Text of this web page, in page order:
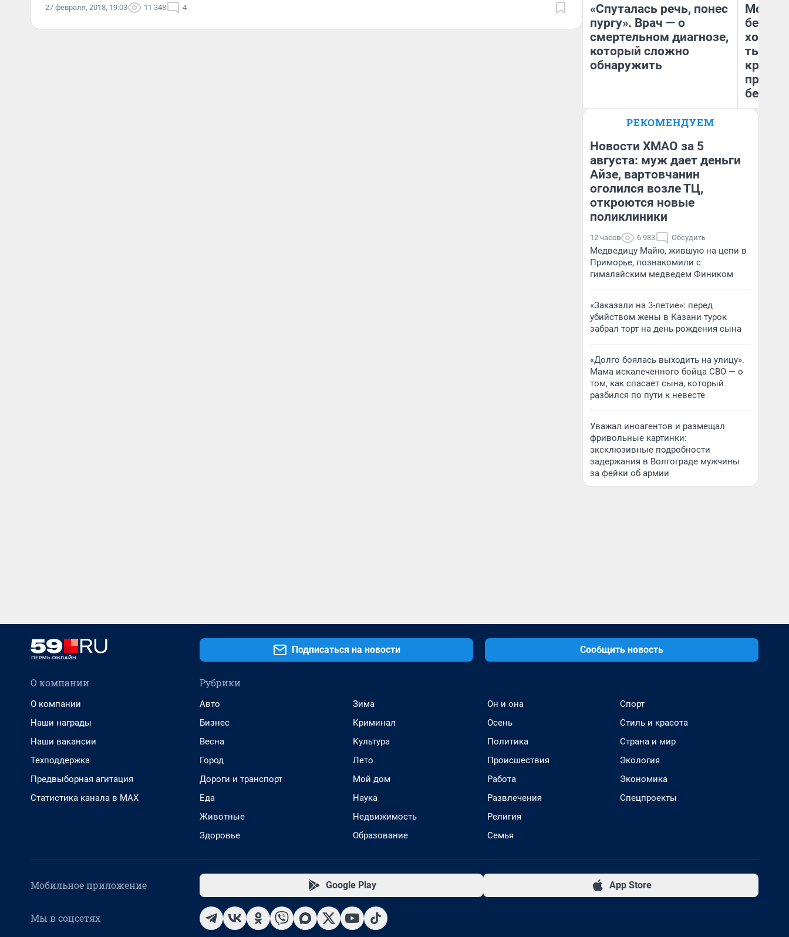
27 февраля, 2018, 19:03 11 348 4
«Спуталась речь, понес
пургу». Врач — о
смертельном диагнозе,
который сложно
обнаружить
Главврач клиники
Волковой»
Мой
хотела
тысяч,
РЕКОМЕНДУЕМ
Новости ХМАО за 5
августа: муж дает деньги
Айзе, вартовчанин
оголился возле ТЦ,
откроются новые
поликлиники
12 часов 6 983 Обсудить
Медведицу Майю, жившую на цепи в
Приморье, познакомили с
гималайским медведем Фиником
«Заказали на 3-летие»: перед
убийством жены в Казани турок
забрал торт на день рождения сына
«Долго боялась выходить на улицу».
Мама искалеченного бойца СВО — о
том, как спасает сына, который
разбился по пути к невесте
Уважал иноагентов и размещал
фривольные картинки:
эксклюзивные подробности
задержания в Волгограде мужчины
за фейки об армии
Подписаться на новости Сообщить новость
О компании
О компании
Наши награды
Наши вакансии
Техподдержка
Предвыборная агитация
Статистика канала в MAX
Рубрики
Авто
Бизнес
Весна
Город
Дороги и транспорт
Еда
Животные
Здоровье
Зима
Криминал
Культура
Лето
Мой дом
Наука
Недвижимость
Образование
Он и она
Осень
Политика
Происшествия
Работа
Развлечения
Религия
Семья
Спорт
Стиль и красота
Страна и мир
Экология
Экономика
Спецпроекты
Мобильное приложение Google Play App Store
Мы в соцсетях